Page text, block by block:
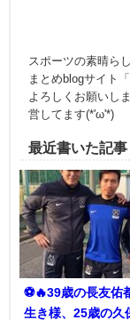
スポーツの素晴ら
まとめblogサイト
よろしくお願いし
営してます(*'ω'*)
最近書いた記事
⚽🔥39歳の長友佑
生き様、25歳の久